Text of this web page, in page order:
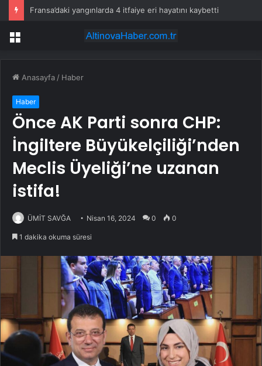
Menü
Anasayfa / Haber
Haber
Önce AK Parti sonra CHP:
İngiltere Büyükelçiliği’nden
Meclis Üyeliği’ne uzanan
istifa!
ÜMİT SAVĞA Nisan 16, 2024 0 0
1 dakika okuma süresi